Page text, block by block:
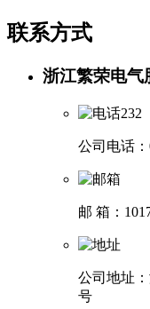
联系方式
浙江繁荣电气
公司电话：
邮 箱：
公司地址
号